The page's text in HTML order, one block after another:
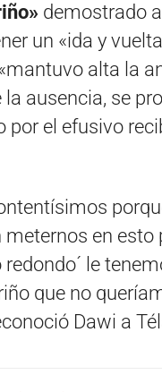
demostrado
un «ida y
alta la
ausencia, se
por el efusivo
meternos en esto
le
que no
Dawi a